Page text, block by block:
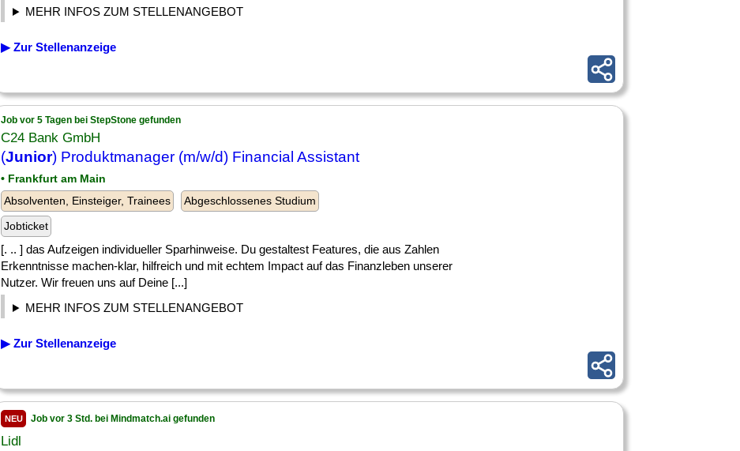
MEHR INFOS ZUM STELLENANGEBOT
▶ Zur Stellenanzeige
Job vor 5 Tagen bei StepStone gefunden
C24 Bank GmbH
(Junior) Produktmanager (m/w/d) Financial Assistant
• Frankfurt am Main
Absolventen, Einsteiger, Trainees
Abgeschlossenes Studium
Jobticket
[. .. ] das Aufzeigen individueller Sparhinweise. Du gestaltest Features, die aus Zahlen
Erkenntnisse machen-klar, hilfreich und mit echtem Impact auf das Finanzleben unserer
Nutzer. Wir freuen uns auf Deine [...]
MEHR INFOS ZUM STELLENANGEBOT
▶ Zur Stellenanzeige
NEU Job vor 3 Std. bei Mindmatch.ai gefunden
Lidl